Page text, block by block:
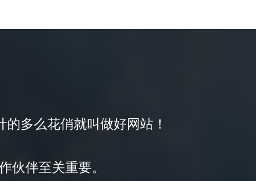
多么花俏就叫做好网站！
伙伴至关重要。